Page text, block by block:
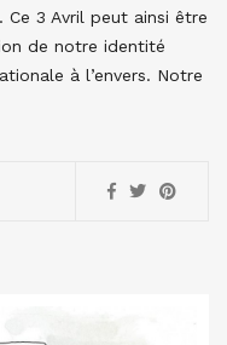
3 Avril peut ainsi être
de notre identité
à l’envers. Notre